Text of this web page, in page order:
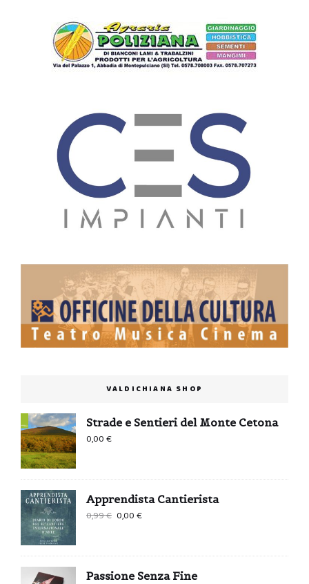
VALDICHIANA SHOP
Strade e Sentieri del Monte Cetona
0,00€
Apprendista Cantierista
0,99€
era:
0,99 €.
0,00€
è:
0,00 €.
Passione Senza Fine